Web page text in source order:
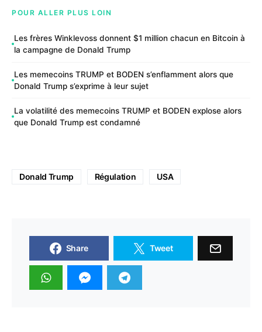
POUR ALLER PLUS LOIN
Les frères Winklevoss donnent $1 million chacun en Bitcoin à
la campagne de Donald Trump
Les memecoins TRUMP et BODEN s’enflamment alors que
Donald Trump s’exprime à leur sujet
La volatilité des memecoins TRUMP et BODEN explose alors
que Donald Trump est condamné
Donald Trump Régulation USA
Share Tweet